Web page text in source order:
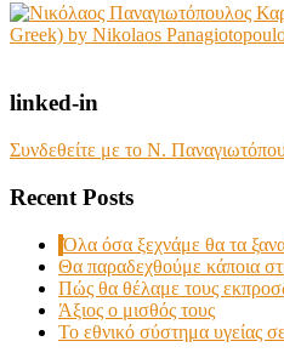
Greek) by Nikolaos
linked-in
Συνδεθείτε με το Ν.
Recent Posts
Όλα όσα ξεχνάμε θα τα
Θα παραδεχθούμε κάποια
Πώς θα θέλαμε τους
Άξιος ο μισθός τους
Το εθνικό σύστημα υγείας